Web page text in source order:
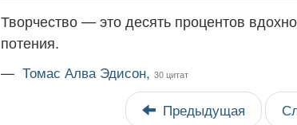
Творчество — это десять процентов
потения.
— Томас Алва Эдисон, 30 цитат
Предыдущая